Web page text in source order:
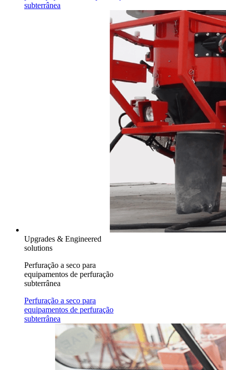
subterrânea
Upgrades & Engineered
solutions
Perfuração a seco para
equipamentos de perfuração
subterrânea
Perfuração a seco para
equipamentos de perfuração
subterrânea